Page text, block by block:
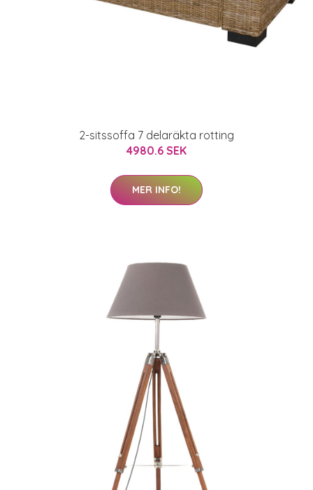
2-sitssoffa 7 delaräkta rotting
4980.6 SEK
MER INFO!